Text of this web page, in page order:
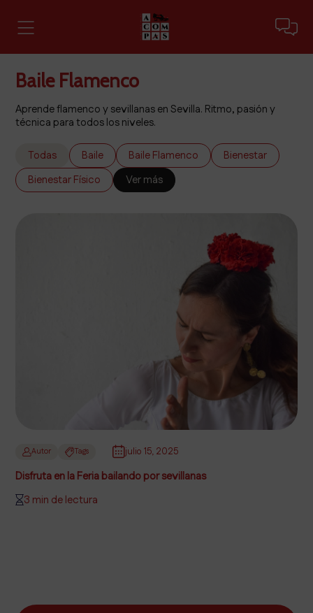
Baile Flamenco
Aprende flamenco y sevillanas en Sevilla. Ritmo, pasión y
técnica para todos los niveles.
Todas Baile Baile Flamenco
Bienestar
Bienestar Físico
Ver más
Autor Tags julio 15, 2025
Disfruta en la Feria bailando por sevillanas
3 min de lectura